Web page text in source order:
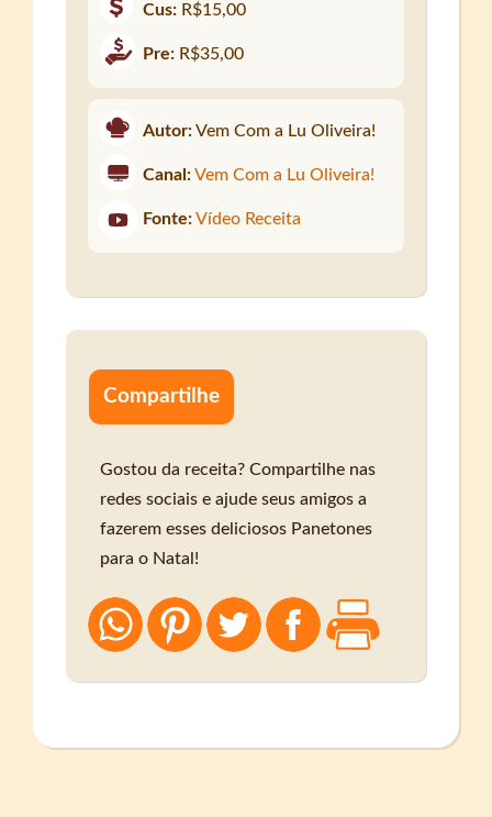
Cus: R$15,00
Pre: R$35,00
Autor:Vem Com a Lu Oliveira!
Canal: Vem Com a Lu Oliveira!
Fonte: Vídeo Receita
Compartilhe
Gostou da receita? Compartilhe nas
redes sociais e ajude seus amigos a
fazerem esses deliciosos Panetones
para o Natal!